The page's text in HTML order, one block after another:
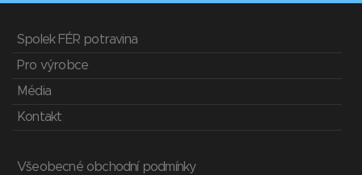
Spolek FÉR potravina
Pro výrobce
Média
Kontakt
Všeobecné obchodní podmínky